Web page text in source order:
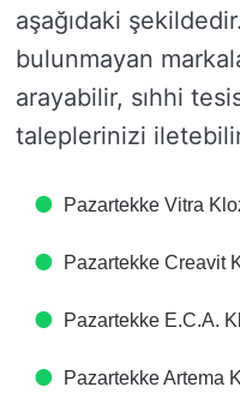
aşağıdaki
bulunmayan
arayabilir, sıhhi
taleplerinizi
Pazartekke Vitra
Pazartekke Creavit
Pazartekke E.C.A.
Pazartekke Artema